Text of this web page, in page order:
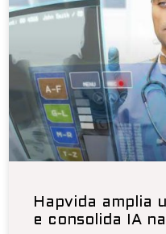
Hapvida amplia
e consolida IA